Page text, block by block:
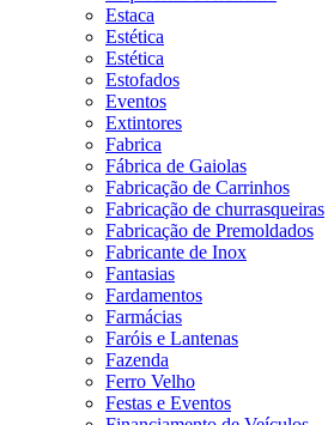
Estaca
Estética
Estética
Estofados
Eventos
Extintores
Fabrica
Fábrica de Gaiolas
Fabricação de Carrinhos
Fabricação de churrasqueiras
Fabricação de Premoldados
Fabricante de Inox
Fantasias
Fardamentos
Farmácias
Faróis e Lantenas
Fazenda
Ferro Velho
Festas e Eventos